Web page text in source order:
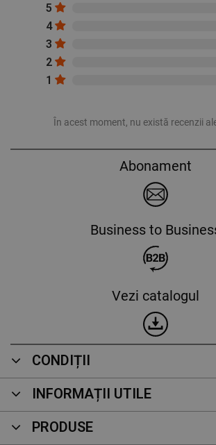
5
4
3
2
1
În acest moment, nu există recenzii
Abonament
Business to
Vezi catalogul
CONDIȚII
INFORMAȚII UTILE
PRODUSE